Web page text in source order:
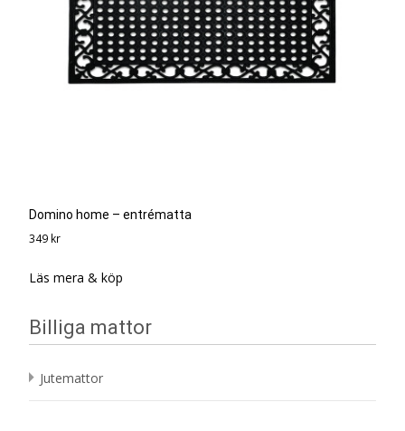
Domino home – entrématta
349 kr
Läs mera & köp
Billiga mattor
Jutemattor